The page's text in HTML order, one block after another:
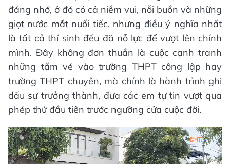
đáng nhớ, ở đó có cả niềm vui, nỗi buồn và những
giọt nước mắt nuối tiếc, nhưng điều ý nghĩa nhất
là tất cả thí sinh đều đã nỗ lực để vượt lên chính
mình. Đây không đơn thuần là cuộc cạnh tranh
những tấm vé vào trường THPT công lập hay
trường THPT chuyên, mà chính là hành trình ghi
dấu sự trưởng thành, đưa các em tự tin vượt qua
phép thử đầu tiên trước ngưỡng cửa cuộc đời.